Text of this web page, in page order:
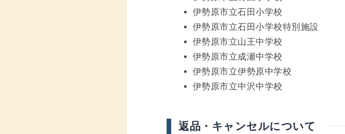
伊勢原市立石田小学校
伊勢原市立石田小学校特別施設
伊勢原市立山王中学校
伊勢原市立成瀬中学校
伊勢原市立伊勢原中学校
伊勢原市立中沢中学校
返品・キャンセルについて